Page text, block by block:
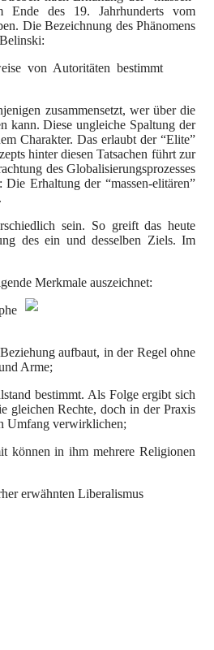
Ende des 19. Jahrhunderts vom
Die Bezeichnung des Phänomens
von Autoritäten bestimmt
zusammensetzt, wer über die
kann. Diese ungleiche Spaltung der
Charakter. Das erlaubt der “Elite”
hinter diesen Tatsachen führt zur
des Globalisierungsprozesses
Erhaltung der “massen-elitären”
sein. So greift das heute
des ein und desselben Ziels. Im
Merkmale auszeichnet:
aufbaut, in der Regel ohne
Arme;
bestimmt. Als Folge ergibt sich
gleichen Rechte, doch in der Praxis
Umfang verwirklichen;
können in ihm mehrere Religionen
erwähnten Liberalismus